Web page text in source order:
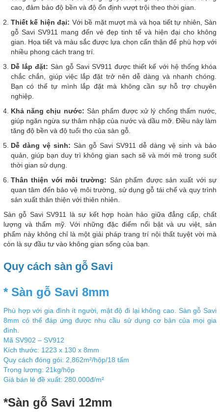
cao, đảm bảo độ bền và độ ổn định vượt trội theo thời gian.
Thiết kế hiện đại: Với bề mặt mượt mà và họa tiết tự nhiên, Sàn
gỗ Savi SV911 mang đến vẻ đẹp tinh tế và hiện đại cho không
gian. Họa tiết và màu sắc được lựa chọn cẩn thận để phù hợp với
nhiều phong cách trang trí.
Dễ lắp đặt: Sàn gỗ Savi SV911 được thiết kế với hệ thống khóa
chắc chắn, giúp việc lắp đặt trở nên dễ dàng và nhanh chóng.
Bạn có thể tự mình lắp đặt mà không cần sự hỗ trợ chuyên
nghiệp.
Khả năng chịu nước: Sản phẩm được xử lý chống thấm nước,
giúp ngăn ngừa sự thâm nhập của nước và dầu mỡ. Điều này làm
tăng độ bền và độ tuổi thọ của sàn gỗ.
Dễ dàng vệ sinh: Sàn gỗ Savi SV911 dễ dàng vệ sinh và bảo
quản, giúp bạn duy trì không gian sạch sẽ và mới mẻ trong suốt
thời gian sử dụng.
Thân thiện với môi trường: Sản phẩm được sản xuất với sự
quan tâm đến bảo vệ môi trường, sử dụng gỗ tái chế và quy trình
sản xuất thân thiện với thiên nhiên.
Sàn gỗ Savi SV911 là sự kết hợp hoàn hảo giữa đẳng cấp, chất
lượng và thẩm mỹ. Với những đặc điểm nổi bật và ưu việt, sản
phẩm này không chỉ là một giải pháp trang trí nội thất tuyệt vời mà
còn là sự đầu tư vào không gian sống của bạn.
Quy cách sàn gỗ Savi
* Sàn gỗ Savi 8mm
Phù hợp với gia đình ít người, mật độ đi lại không cao. Sàn gỗ Savi
8mm có thể đáp ứng được nhu cầu sử dụng cơ bản của mọi gia
đình.
Mã SV902 – SV912
Kích thước: 1223 x 130 x 8mm
Quy cách đóng gói: 2,862m²/hộp/18 tấm
Trọng lượng: 21kg/hộp
Giá bán lẻ đề xuất: 280.000đ/m²
*Sàn gỗ Savi 12mm